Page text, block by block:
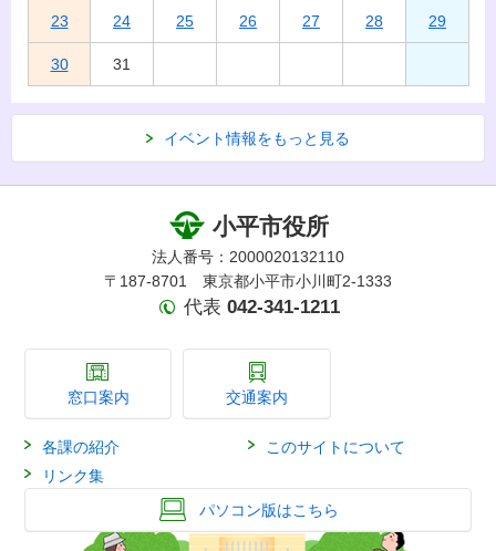
23 24 25 26 27 28 29
30 31
イベント情報をもっと見る
小平市役所
法人番号：2000020132110
〒187-8701 東京都小平市小川町2-1333
代表 042-341-1211
窓口案内 交通案内
各課の紹介
このサイトについて
リンク集
パソコン版はこちら